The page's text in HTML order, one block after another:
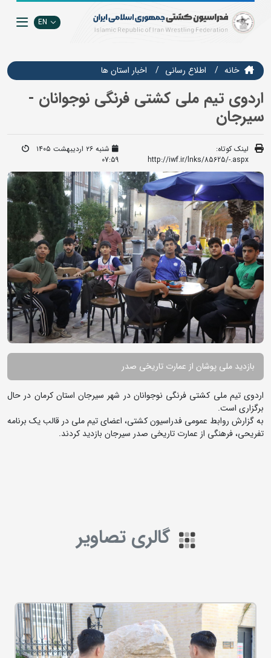
EN
خانه اطلاع رسانی اخبار استان ها
اردوی تیم ملی کشتی فرنگی نوجوانان -
سیرجان
لینک کوتاه:
http://iwf.ir/lnks/85625/-.aspx
شنبه ۲۶ اردیبهشت ۱۴۰۵
07:59
بازدید ملی پوشان از عمارت تاریخی صدر
اردوی تیم ملی کشتی فرنگی نوجوانان در شهر سیرجان استان کرمان در حال
برگزاری است.
به گزارش روابط عمومی فدراسیون کشتی، اعضای تیم ملی در قالب یک برنامه
تفریحی، فرهنگی از عمارت تاریخی صدر سیرجان بازدید کردند.
گالری تصاویر